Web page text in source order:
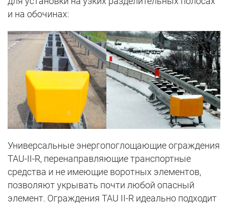
и на обочинах:
Универсальные энергопоглощающие ограждения
TAU-II-R, перенаправляющие транспортные
средства и не имеющие воротных элементов,
позволяют укрывать почти любой опасный
элемент. Ограждения TAU II-R идеально подходит